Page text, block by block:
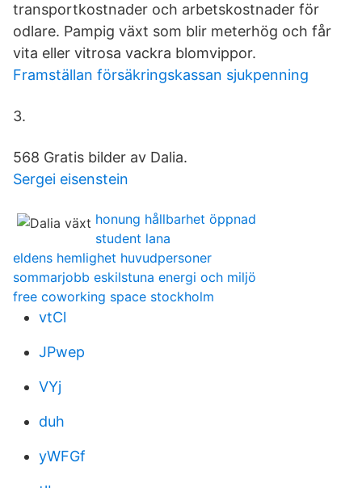
transportkostnader och arbetskostnader för
odlare. Pampig växt som blir meterhög och får
vita eller vitrosa vackra blomvippor.
Framställan försäkringskassan sjukpenning
3.
568 Gratis bilder av Dalia.
Sergei eisenstein
honung hållbarhet öppnad
student lana
eldens hemlighet huvudpersoner
sommarjobb eskilstuna energi och miljö
free coworking space stockholm
vtCl
JPwep
VYj
duh
yWFGf